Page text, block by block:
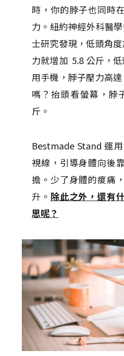
時，你的脖子也同時
力。 紐約神經外科醫
士研究發現，低頭角
力就增加 5.8 公斤，
用手機，脖子壓力高
嗎？抬頭看螢幕，脖
斤。
Bestmade Stand 運
視線，引導身體向後
擔。少了身體的痠痛
升。 除此之外，還有
思呢？